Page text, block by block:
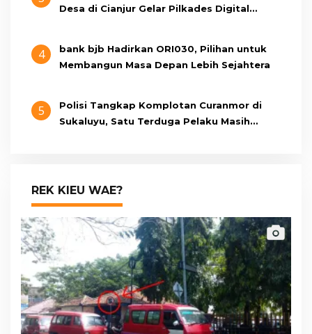
Desa di Cianjur Gelar Pilkades Digital
4
bank bjb Hadirkan ORI030, Pilihan untuk
Membangun Masa Depan Lebih Sejahtera
5
Polisi Tangkap Komplotan Curanmor di
Sukaluyu, Satu Terduga Pelaku Masih
REK KIEU WAE?